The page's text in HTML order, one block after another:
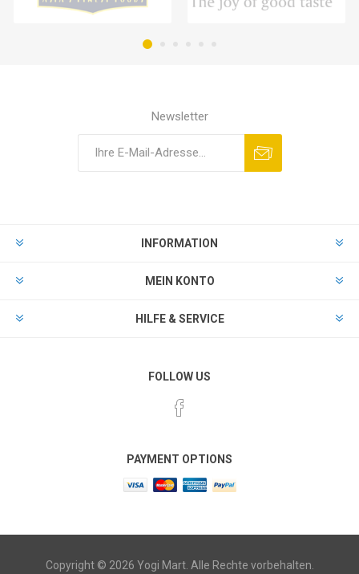
Newsletter
INFORMATION
MEIN KONTO
HILFE & SERVICE
FOLLOW US
PAYMENT OPTIONS
Copyright © 2026 Yogi Mart. Alle Rechte vorbehalten.